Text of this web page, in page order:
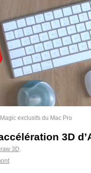
exclusifs du Mac Pro
3D
3D.